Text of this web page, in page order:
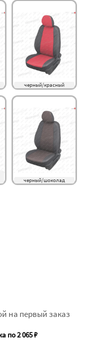
черный/красный
черный/шоколад
на первый заказ
по 2 065 ₽